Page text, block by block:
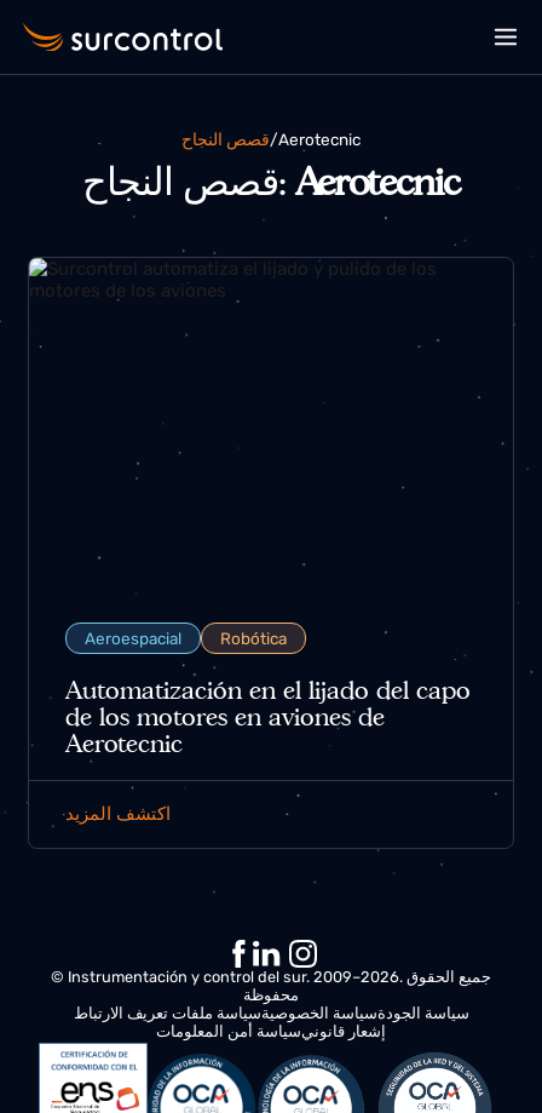
قصص النجاح/ aerotecnic
قصص النجاح:Aerotecnic
Aeroespacial Robótica
Automatización en el lijado del capo
de los motores en aviones de
Aerotecnic
© Instrumentación y control del sur. 2009–2026. جميع الحقوق
محفوظة
سياسة ملفات تعريف الارتباطسياسة الخصوصيةسياسة الجودة
سياسة أمن المعلوماتإشعار قانوني